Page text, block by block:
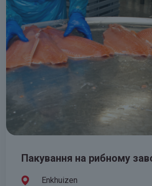
Пакування на рибному
Enkhuizen